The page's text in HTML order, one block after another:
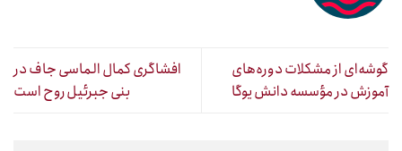
گوشه‌ای از مشکلات دوره‌های
آموزش در مؤسسه دانش یوگا
افشاگری کمال الماسی جاف در
بنی جبرئیل روح است